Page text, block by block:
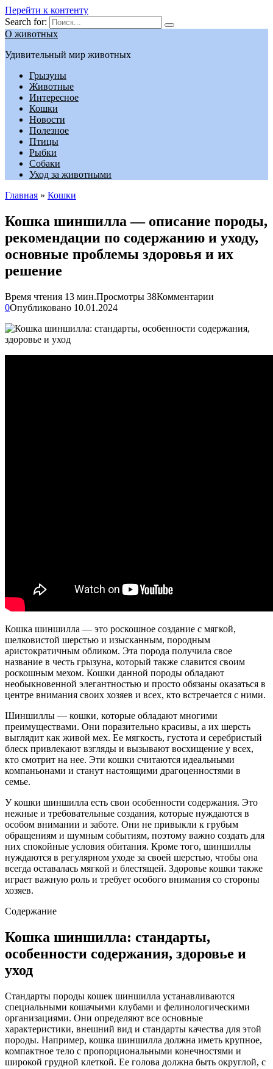
Перейти к контенту
Search for:
О животных
Удивительный мир животных
Грызуны
Животные
Интересное
Кошки
Новости
Полезное
Птицы
Рыбки
Собаки
Уход за животными
Главная » Кошки
Кошка шиншилла — описание породы,
рекомендации по содержанию и уходу,
основные проблемы здоровья и их
решение
Время чтения 13 мин.Просмотры 38Комментарии
0Опубликовано 10.01.2024
Кошка шиншилла — это роскошное создание с мягкой,
шелковистой шерстью и изысканным, породным
аристократичным обликом. Эта порода получила свое
название в честь грызуна, который также славится своим
роскошным мехом. Кошки данной породы обладают
необыкновенной элегантностью и просто обязаны оказаться в
центре внимания своих хозяев и всех, кто встречается с ними.
Шиншиллы — кошки, которые обладают многими
преимуществами. Они поразительно красивы, а их шерсть
выглядит как живой мех. Ее мягкость, густота и серебристый
блеск привлекают взгляды и вызывают восхищение у всех,
кто смотрит на нее. Эти кошки считаются идеальными
компаньонами и станут настоящими драгоценностями в
семье.
У кошки шиншилла есть свои особенности содержания. Это
нежные и требовательные создания, которые нуждаются в
особом внимании и заботе. Они не привыкли к грубым
обращениям и шумным событиям, поэтому важно создать для
них спокойные условия обитания. Кроме того, шиншиллы
нуждаются в регулярном уходе за своей шерстью, чтобы она
всегда оставалась мягкой и блестящей. Здоровье кошки также
играет важную роль и требует особого внимания со стороны
хозяев.
Содержание
Кошка шиншилла: стандарты,
особенности содержания, здоровье и
уход
Стандарты породы кошек шиншилла устанавливаются
специальными кошачьими клубами и фелинологическими
организациями. Они определяют все основные
характеристики, внешний вид и стандарты качества для этой
породы. Например, кошка шиншилла должна иметь крупное,
компактное тело с пропорциональными конечностями и
широкой грудной клеткой. Ее голова должна быть округлой, с